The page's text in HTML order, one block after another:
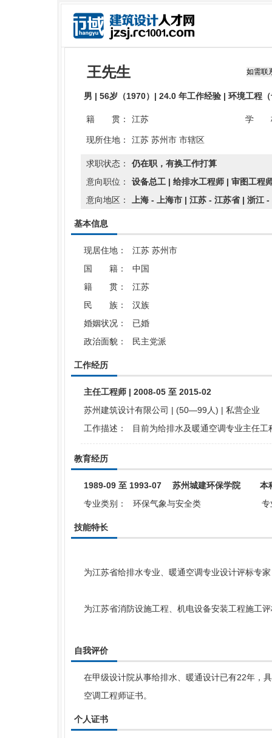
王先生
男 | 56岁（1970）| 24.0 年工作经验 | 环境工程
籍 贯： 江苏 学
现所住地： 江苏 苏州市 市辖区
求职状态：
仍在职，有换工作打算
意向职位：
设备总工 | 给排水工程师 | 审图工程
意向地区：
上海 - 上海市 | 江苏 - 江苏省 | 浙江 -
基本信息
现居住地：
江苏 苏州市
国 籍：
中国
籍 贯：
江苏
民 族：
汉族
婚姻状况：
已婚
政治面貌：
民主党派
工作经历
主任工程师 | 2008-05 至 2015-02
苏州建筑设计有限公司 | (50—99人) | 私营企业
工作描述：
目前为给排水及暖通空调专业主任工
教育经历
1989-09 至 1993-07 苏州城建环保学院 本
专业类别：
环保气象与安全类 专
技能特长
为江苏省给排水专业、暖通空调专业设计评标专家
为江苏省消防设施工程、机电设备安装工程施工
自我评价
在甲级设计院从事给排水、暖通设计已有22年，
空调工程师证书。
个人证书